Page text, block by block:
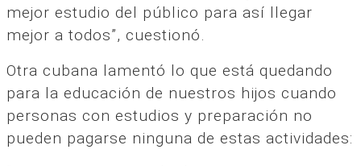
mejor estudio del público para así llegar
mejor a todos”, cuestionó.
Otra cubana lamentó lo que está quedando
para la educación de nuestros hijos cuando
personas con estudios y preparación no
pueden pagarse ninguna de estas actividades: